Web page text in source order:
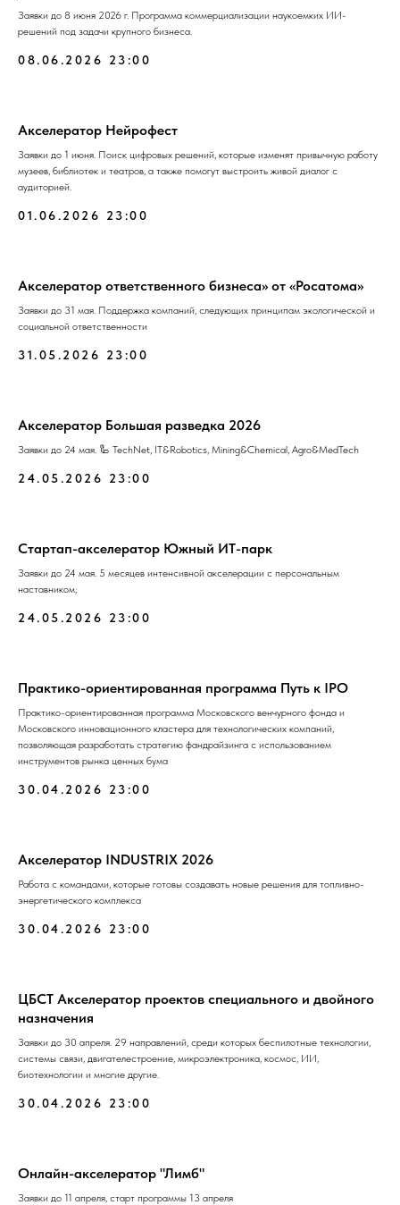
Заявки до 8 июня 2026 г. Программа коммерциализации наукоемких ИИ-
решений под задачи крупного бизнеса.
08.06.2026 23:00
Акселератор Нейрофест
Заявки до 1 июня. Поиск цифровых решений, которые изменят привычную работу
музеев, библиотек и театров, а также помогут выстроить живой диалог с
аудиторией.
01.06.2026 23:00
Акселератор ответственного бизнеса» от «Росатома»
Заявки до 31 мая. Поддержка компаний, следующих принципам экологической и
социальной ответственности
31.05.2026 23:00
Акселератор Большая разведка 2026
Заявки до 24 мая. 🦾 TechNet, IT&Robotics, Mining&Chemical, Agro&MedTech
24.05.2026 23:00
Стартап-акселератор Южный ИТ-парк
Заявки до 24 мая. 5 месяцев интенсивной акселерации с персональным
наставником;
24.05.2026 23:00
Практико-ориентированная программа Путь к IPO
Практико-ориентированная программа Московского венчурного фонда и
Московского инновационного кластера для технологических компаний,
позволяющая разработать стратегию фандрайзинга с использованием
инструментов рынка ценных бума
30.04.2026 23:00
Акселератор INDUSTRIX 2026
Работа с командами, которые готовы создавать новые решения для топливно-
энергетического комплекса
30.04.2026 23:00
ЦБСТ Акселератор проектов специального и двойного
назначения
Заявки до 30 апреля. 29 направлений, среди которых беспилотные технологии,
системы связи, двигателестроение, микроэлектроника, космос, ИИ,
биотехнологии и многие другие.
30.04.2026 23:00
Онлайн-акселератор "Лимб"
Заявки до 11 апреля, старт программы 13 апреля